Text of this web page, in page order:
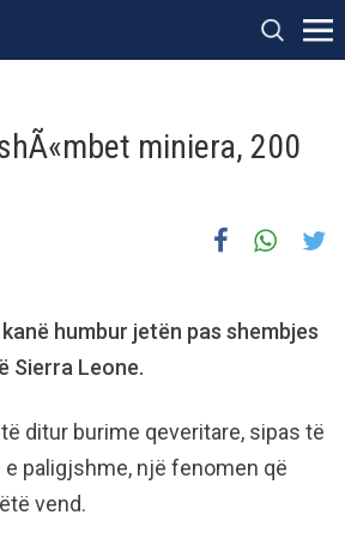
miniera, 200
humbur jetën pas shembjes
Sierra Leone.
ditur burime qeveritare, sipas të
paligjshme, një fenomen që
vend.